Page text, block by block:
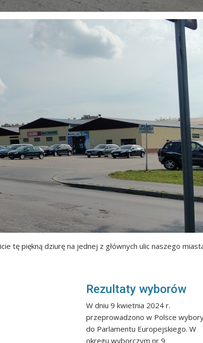
tę piękną dziurę na jednej z głównych ulic naszego
Rezultaty wyborów
W dniu 9 kwietnia 2024 r.
przeprowadzono w Polsce
do Parlamentu Europejskiego. W
okręgu wyborczym nr 9